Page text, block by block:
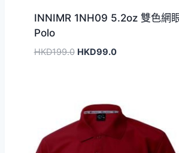
INNIMR 1NH09 5.2oz 雙色網
Polo
HKD199.0 原
HKD199.0。
HKD99.0目
HKD99.0。